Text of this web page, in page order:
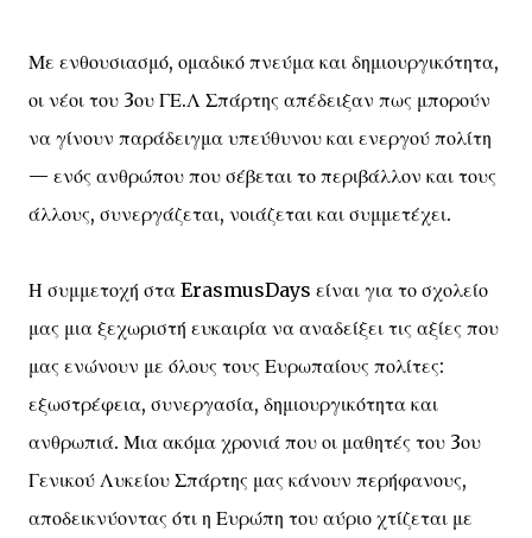
Με ενθουσιασμό, ομαδικό πνεύμα και δημιουργικότητα,
οι νέοι του 3ου ΓΕ.Λ Σπάρτης απέδειξαν πως μπορούν
να γίνουν παράδειγμα υπεύθυνου και ενεργού πολίτη
— ενός ανθρώπου που σέβεται το περιβάλλον και τους
άλλους, συνεργάζεται, νοιάζεται και συμμετέχει.
Η συμμετοχή στα ErasmusDays είναι για το σχολείο
μας μια ξεχωριστή ευκαιρία να αναδείξει τις αξίες που
μας ενώνουν με όλους τους Ευρωπαίους πολίτες:
εξωστρέφεια, συνεργασία, δημιουργικότητα και
ανθρωπιά. Μια ακόμα χρονιά που οι μαθητές του 3ου
Γενικού Λυκείου Σπάρτης μας κάνουν περήφανους,
αποδεικνύοντας ότι η Ευρώπη του αύριο χτίζεται με